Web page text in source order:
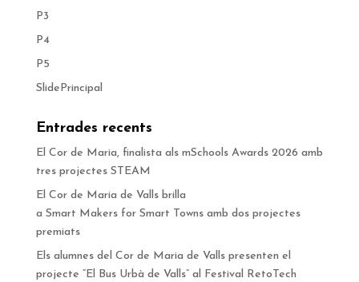
P3
P4
P5
SlidePrincipal
Entrades recents
El Cor de Maria, finalista als mSchools Awards 2026 amb
tres projectes STEAM
El Cor de Maria de Valls brilla
a Smart Makers for Smart Towns amb dos projectes
premiats
Els alumnes del Cor de Maria de Valls presenten el
projecte “El Bus Urbà de Valls” al Festival RetoTech